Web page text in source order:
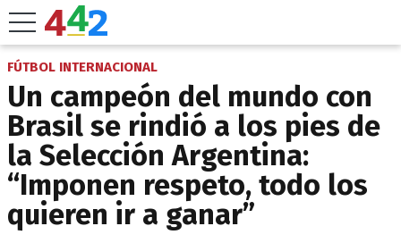
FÚTBOL INTERNACIONAL
Un campeón del mundo con
Brasil se rindió a los pies de
la Selección Argentina:
“Imponen respeto, todo los
quieren ir a ganar”